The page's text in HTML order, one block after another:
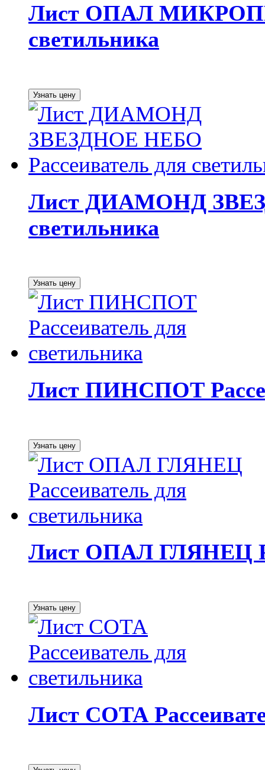
Лист ОПАЛ
светильника
Лист ДИАМОНД
светильника
Лист ПИНСПОТ
Лист ОПАЛ ГЛЯНЕЦ
Лист СОТА